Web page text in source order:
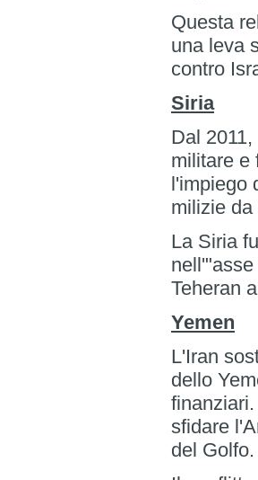
Questa
una leva
contro
Siria
Dal
militare e
l'impiego
milizie
La Siria
Teheran
Yemen
L'Iran
dello
sfidare
del Golfo.